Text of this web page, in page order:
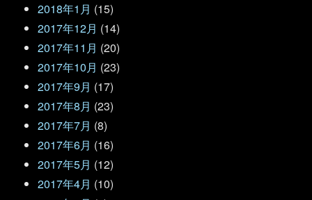
2018年1月 (15)
2017年12月 (14)
2017年11月 (20)
2017年10月 (23)
2017年9月 (17)
2017年8月 (23)
2017年7月 (8)
2017年6月 (16)
2017年5月 (12)
2017年4月 (10)